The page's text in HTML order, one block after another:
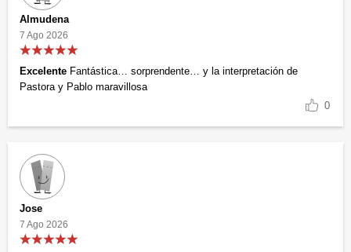
Almudena
7 Ago 2026
Excelente Fantástica… sorprendente… y la interpretación de
Pastora y Pablo maravillosa
0
Jose
7 Ago 2026